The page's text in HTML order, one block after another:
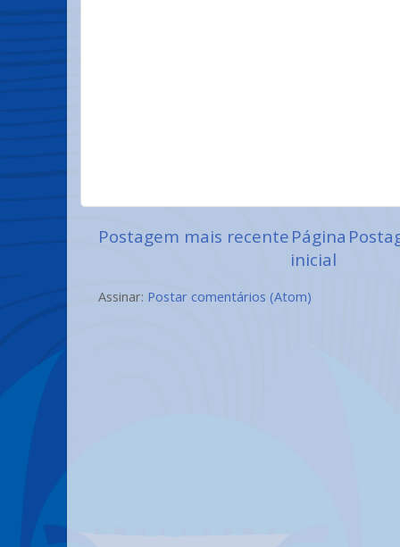
Postagem mais recentePágina
inicial
Assinar: Postar comentários (Atom)